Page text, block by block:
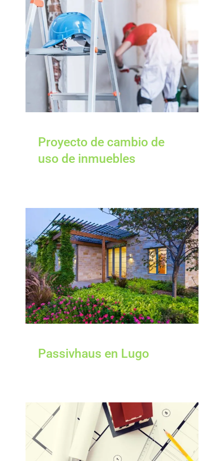
Proyecto de cambio de
uso de inmuebles
Passivhaus en Lugo